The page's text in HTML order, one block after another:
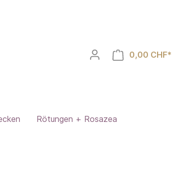
0,00 CHF*
Rötungen + Rosazea